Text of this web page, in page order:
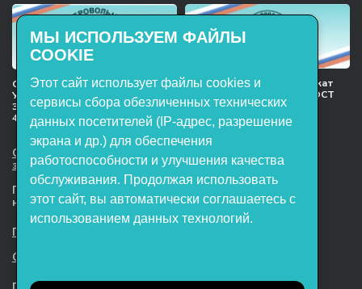
Сертификат соответствия
Учебное оборудование, марки
ЭнергияЛаб ТУ 32.99.53–001–
47627947–2021 Серийный выпуск
Международный сертификат
менеджмента качества ГОСТ
ISO 9001:2015
ООО НТП «ЭнергияЛаб». Все права
защищены.
Представленная на сайте информация
не является публичной офертой
Пользовательское соглашение
Согласие на обработку персональных данных
МЫ ИСПОЛЬЗУЕМ ФАЙЛЫ
COOKIE
Этот сайт использует файлы cookies и
сервисы сбора обезличенных технических
данных посетителей (IP-адрес, разрешение
экрана и др.) для обеспечения
работоспособности и улучшения качества
обслуживания. Продолжая использовать
этот сайт, вы автоматически соглашаетесь с
использованием данных технологий.